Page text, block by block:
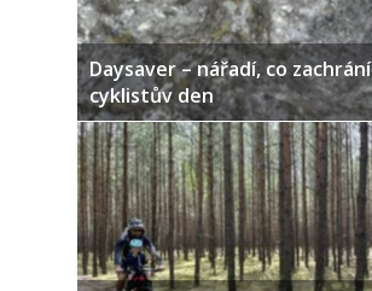
Daysaver – nářadí, co zachrání
cyklistův den